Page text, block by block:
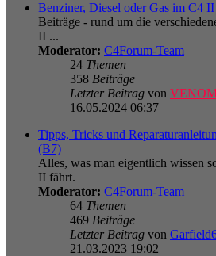
Benziner, Diesel oder Gas im C4
Beiträge - rund um die
II ...
Moderator: C4Forum-Team
24 Themen
358 Beiträge
Letzter Beitrag von
16.05.2024 06:37
Tipps, Tricks und
(B7)
Alles, was man eigentlich wissen
II fährt.
Moderator: C4Forum-Team
64 Themen
469 Beiträge
Letzter Beitrag von
21.03.2023 19:02